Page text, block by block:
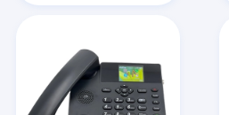
Προϊόντα
Περίπου εμείς